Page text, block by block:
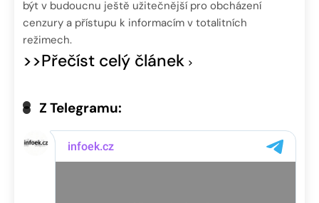
být v budoucnu ještě užitečnější pro obcházení
cenzury a přístupu k informacím v totalitních
režimech.
>>Přečíst celý článek
Z Telegramu: